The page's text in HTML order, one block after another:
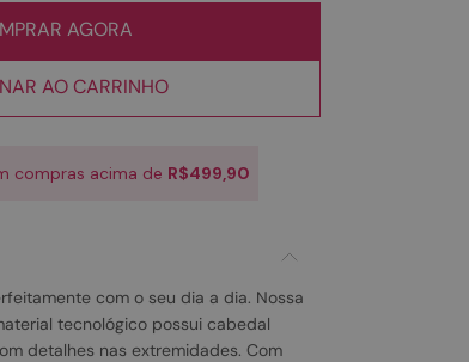
AGORA
AO CARRINHO
compras acima de R$499,90
com o seu dia a dia. Nossa
tecnológico possui cabedal
detalhes nas extremidades. Com